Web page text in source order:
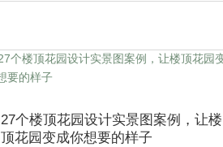
27个楼顶花园设计实景图案例，让楼
顶花园变成你想要的样子